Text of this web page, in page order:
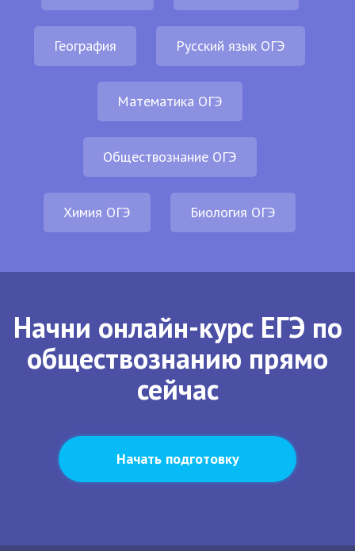
География Русский язык ОГЭ
Математика ОГЭ
Обществознание ОГЭ
Химия ОГЭ Биология ОГЭ
Начни онлайн-курс ЕГЭ по
обществознанию прямо
сейчас
Начать подготовку